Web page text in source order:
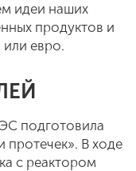
идеи наших
продуктов и
или евро.
подготовила
протечек». В ходе
с реактором